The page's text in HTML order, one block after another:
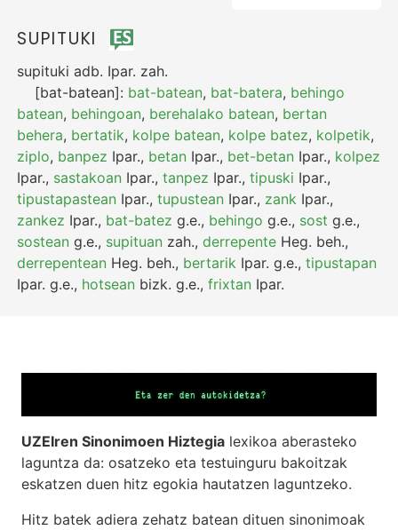
SUPITUKI
supituki adb. Ipar. zah.
[bat-batean]: bat-batean, bat-batera, behingo
batean, behingoan, berehalako batean, bertan
behera, bertatik, kolpe batean, kolpe batez, kolpetik,
ziplo, banpez Ipar., betan Ipar., bet-betan Ipar., kolpez
Ipar., sastakoan Ipar.,tanpez Ipar.,tipuski Ipar.,
tipustapastean Ipar.,tupustean Ipar., zank Ipar.,
zankez Ipar., bat-batez g.e., behingo g.e., sost g.e.,
sostean g.e., supituan zah.,derrepente Heg. beh.,
derrepentean Heg. beh., bertarik Ipar. g.e.,tipustapan
Ipar. g.e., hotsean bizk. g.e.,frixtan Ipar.
UZEIren Sinonimoen Hiztegia lexikoa aberasteko
laguntza da: osatzeko eta testuinguru bakoitzak
eskatzen duen hitz egokia hautatzen laguntzeko.
Hitz batek adiera zehatz batean dituen sinonimoak